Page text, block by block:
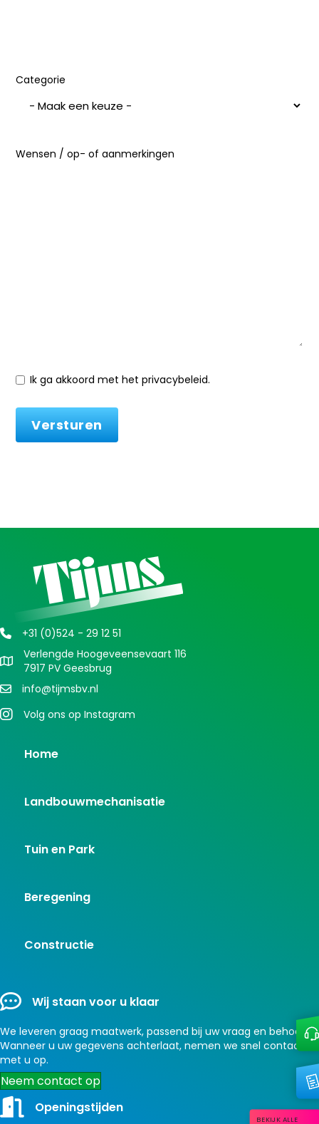
BEKIJK ALLE
Categorie
Wensen / op- of aanmerkingen
Ik ga akkoord met het privacybeleid.
+31 (0)524 - 29 12 51
Verlengde Hoogeveensevaart 116
7917 PV Geesbrug
info@tijmsbv.nl
Volg ons op Instagram
Home
Landbouwmechanisatie
Tuin en Park
Beregening
Constructie
Wij staan voor u klaar
We leveren graag maatwerk, passend bij uw vraag en behoefte.
Wanneer u uw gegevens achterlaat, nemen we snel contact
met u op.
Neem contact op
Openingstijden